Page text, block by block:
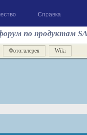
Справка
по продуктам
Фотогалерея Wiki